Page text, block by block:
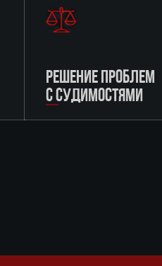
РЕШЕНИЕ ПРОБЛЕМ
С СУДИМОСТЯМИ